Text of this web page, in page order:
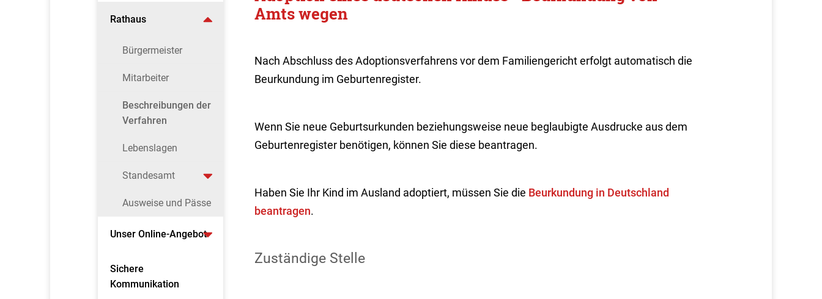
Rathaus
Bürgermeister
Mitarbeiter
Beschreibungen der
Verfahren
Lebenslagen
Standesamt
Ausweise und Pässe
Unser Online-Angebot
Sichere
Kommunikation
Amts wegen
Nach Abschluss des Adoptionsverfahrens vor dem Familiengericht erfolgt automatisch die
Beurkundung im Geburtenregister.
Wenn Sie neue Geburtsurkunden beziehungsweise neue beglaubigte Ausdrucke aus dem
Geburtenregister benötigen, können Sie diese beantragen.
Haben Sie Ihr Kind im Ausland adoptiert, müssen Sie die Beurkundung in Deutschland
beantragen.
Zuständige Stelle